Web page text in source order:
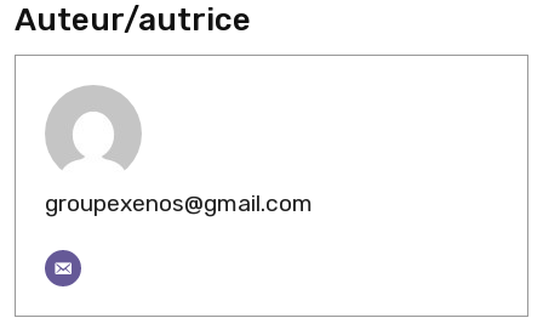
Auteur/autrice
groupexenos@gmail.com